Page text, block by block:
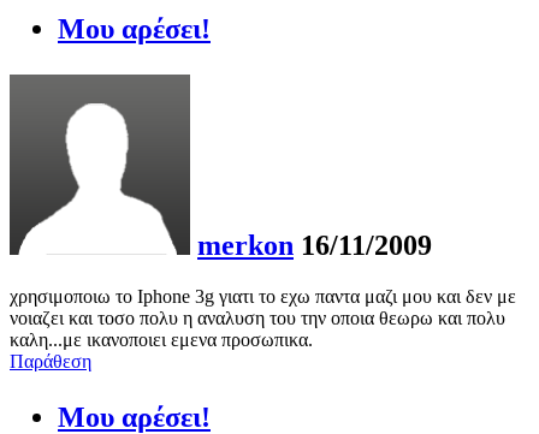
Μου αρέσει!
merkon 16/11/2009
χρησιμοποιω το Iphone 3g γιατι το εχω παντα μαζι μου και δεν με
νοιαζει και τοσο πολυ η αναλυση του την οποια θεωρω και πολυ
καλη...με ικανοποιει εμενα προσωπικα.
Παράθεση
Μου αρέσει!